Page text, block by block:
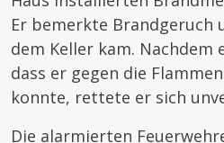
Er bemerkte Brandgeruch
dem Keller kam.
dass er gegen die
konnte, rettete er sich
Die alarmierten